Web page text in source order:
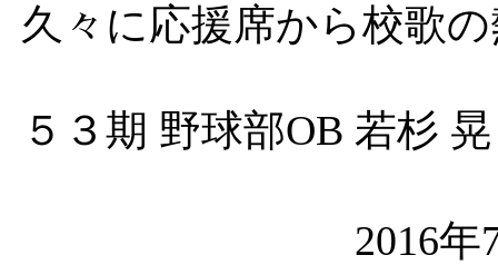
久々に応援席から校歌
５３期 野球部OB 若杉 晃
2016